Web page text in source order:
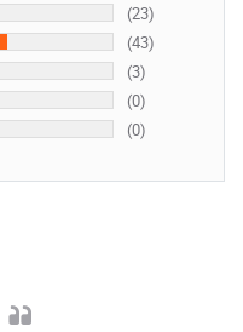
(23)
(43)
(3)
(0)
(0)